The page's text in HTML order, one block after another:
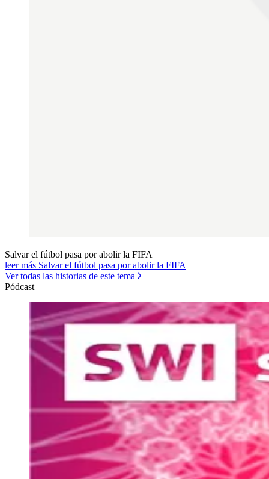
Salvar el fútbol pasa por abolir la FIFA
leer más Salvar el fútbol pasa por abolir la FIFA
Ver todas las historias de este tema
Pódcast